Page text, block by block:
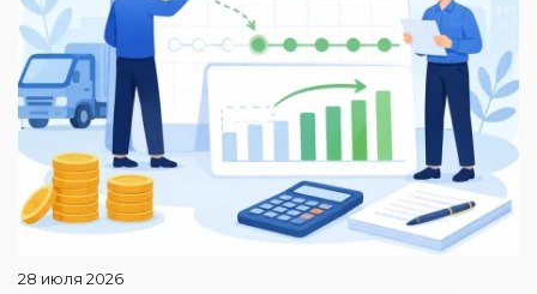
28 июля 2026